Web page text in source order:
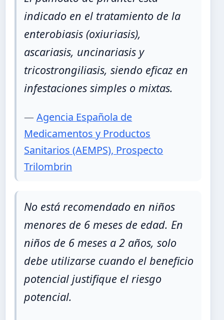
indicado en el tratamiento de la
enterobiasis (oxiuriasis),
ascariasis, uncinariasis y
tricostrongiliasis, siendo eficaz en
infestaciones simples o mixtas.
—Agencia Española de
Medicamentos y Productos
Sanitarios (AEMPS), Prospecto
Trilombrin
No está recomendado en niños
menores de 6 meses de edad. En
niños de 6 meses a 2 años, solo
debe utilizarse cuando el beneficio
potencial justifique el riesgo
potencial.